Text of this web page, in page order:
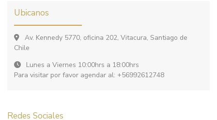
Ubicanos
Av. Kennedy 5770, oficina 202, Vitacura, Santiago de
Chile
Lunes a Viernes 10:00hrs a 18:00hrs
Para visitar por favor agendar al: +56992612748
Redes Sociales